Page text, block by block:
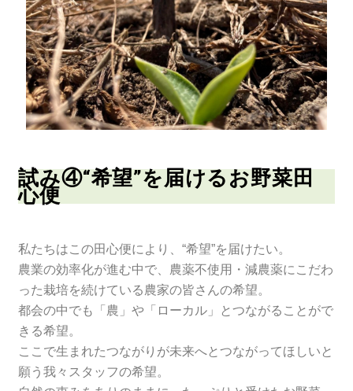
試み④“希望”を届けるお野菜田
心便
私たちはこの田心便により、“希望”を届けたい。
農業の効率化が進む中で、農薬不使用・減農薬にこだわ
った栽培を続けている農家の皆さんの希望。
都会の中でも「農」や「ローカル」とつながることがで
きる希望。
ここで生まれたつながりが未来へとつながってほしいと
願う我々スタッフの希望。